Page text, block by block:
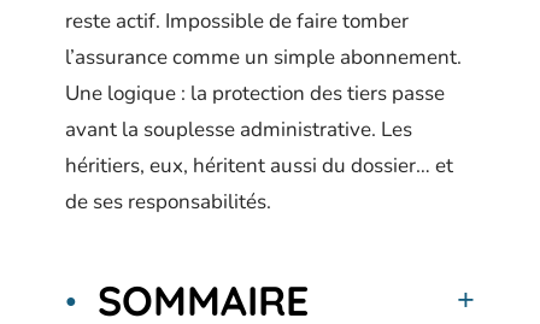
reste actif. Impossible de faire tomber
l’assurance comme un simple abonnement.
Une logique : la protection des tiers passe
avant la souplesse administrative. Les
héritiers, eux, héritent aussi du dossier… et
de ses responsabilités.
SOMMAIRE